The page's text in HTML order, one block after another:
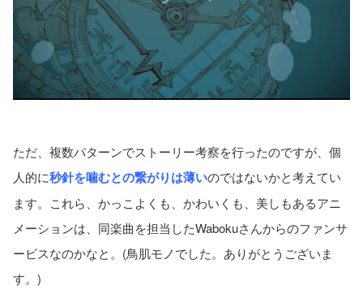
ただ、複数パターンでストーリー考察を行ったのですが、個
人的に秒針を噛むとの繋がりは薄いのではないかと考えてい
ます。これら、かっこよくも、かわいくも、美しもあるアニ
メーションは、同楽曲を担当したWabokuさんからのファンサ
ービスなのかなと。(鳥肌モノでした。ありがとうございま
す。)